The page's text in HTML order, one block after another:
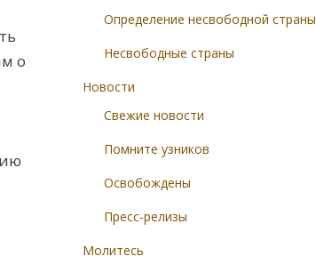
о
Определение несвободной страны
Несвободные страны
Новости
Свежие новости
Помните узников
Освобождены
Пресс-релизы
Молитесь